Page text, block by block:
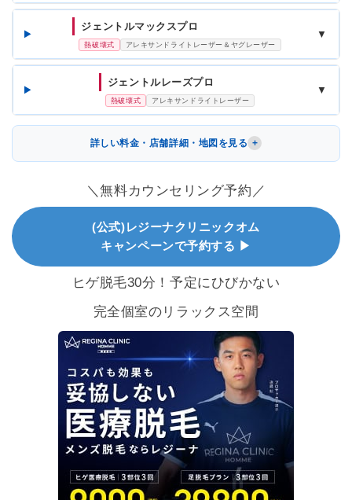
ジェントルマックスプロ
熱破壊式 アレキサンドライトレーザー＆ヤグレーザー
▼
ジェントルレーズプロ
熱破壊式 アレキサンドライトレーザー
▼
詳しい料金・店舗詳細・地図を見る
＼無料カウンセリング予約／
(公式)レジーナクリニックオム
キャンペーンで予約する ▶
ヒゲ脱毛30分！予定にひびかない
完全個室のリラックス空間